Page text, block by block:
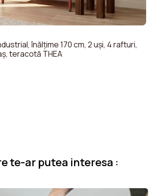
înălțime 170 cm, 2 uși, 4 rafturi,
teracotă THEA
te-ar putea interesa :